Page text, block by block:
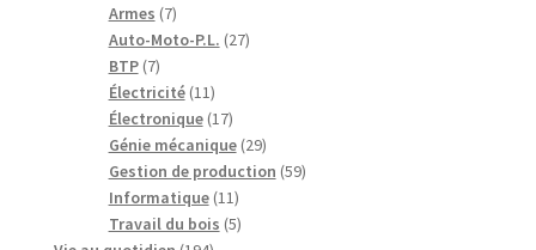
Armes 77
produits
Auto-Moto-P.L. 2727
BTP 77
produits
Électricité 1111
produits
Électronique 1717
produits
Génie mécanique 2929
produits
Gestion de production 5959
Informatique 1111
produits
Travail du bois 55